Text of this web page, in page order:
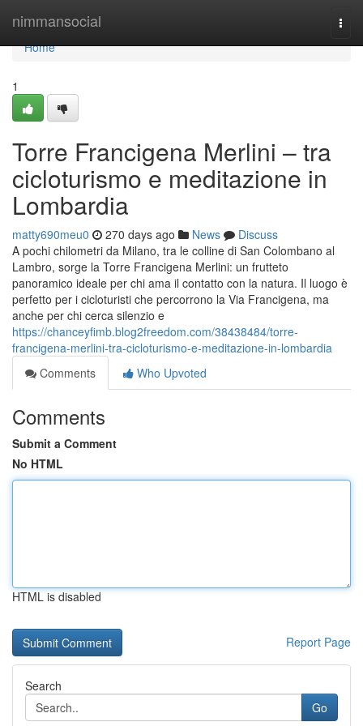
nimmansocial
Home
Home
1
Torre Francigena Merlini – tra
cicloturismo e meditazione in
Lombardia
matty690meu0 270 days ago News
Discuss
A pochi chilometri da Milano, tra le colline di San Colombano al
Lambro, sorge la Torre Francigena Merlini: un frutteto
panoramico ideale per chi ama il contatto con la natura. Il luogo è
perfetto per i cicloturisti che percorrono la Via Francigena, ma
anche per chi cerca silenzio e
https://chanceyfimb.blog2freedom.com/38438484/torre-
francigena-merlini-tra-cicloturismo-e-meditazione-in-lombardia
Comments
Who Upvoted
Comments
Submit a Comment
No HTML
HTML is disabled
Report Page
Search
Go